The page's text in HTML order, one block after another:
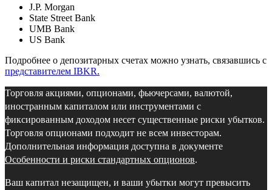
J.P. Morgan
State Street Bank
UMB Bank
US Bank
Подробнее о депозитарных счетах можно узнать, связавшись с
представителем IBKR.
Торговля акциями, опционами, фьючерсами, валютой,
иностранным капиталом или инструментами с
фиксированным доходом несет существенные риски убытков.
Торговля опционами подходит не всем инвесторам.
Дополнительная информация доступна в документе
Особенности и риски стандартных опционов.
Ваш капитал незащищен, и ваши убытки могут превысить